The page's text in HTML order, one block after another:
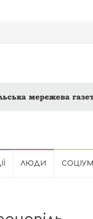
ЛЮДИ СОЦІУМ